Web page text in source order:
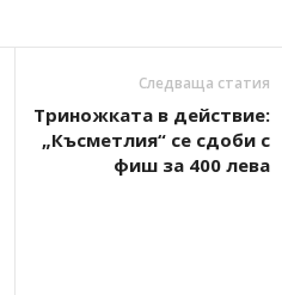
Следваща статия
Триножката в действие:
„Късметлия“ се сдоби с
фиш за 400 лева